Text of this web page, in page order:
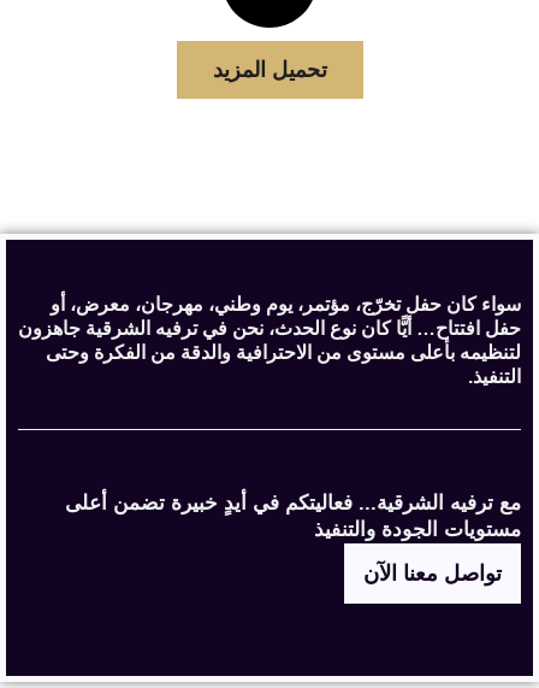
تحميل المزيد
سواء كان حفل تخرّج، مؤتمر، يوم وطني، مهرجان، معرض، أو
حفل افتتاح… أيًّا كان نوع الحدث، نحن في ترفيه الشرقية جاهزون
لتنظيمه بأعلى مستوى من الاحترافية والدقة من الفكرة وحتى
التنفيذ.
مع ترفيه الشرقية... فعاليتكم في أيدٍ خبيرة تضمن أعلى
مستويات الجودة والتنفيذ
تواصل معنا الآن